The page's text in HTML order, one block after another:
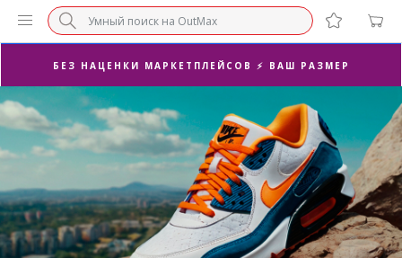
СУПЕРАКЦИЯ 🔥 2-Я ПАРА -50%
БЕЗ НАЦЕНКИ МАРКЕТПЛЕЙСОВ ⚡ ВАШ РАЗМЕР
3-Я ПАРА В ПОДАРОК 🎁
ПОСЛЕДНИЕ РАЗМЕРЫ ОТ 1500₽⚡️
СУПЕРАКЦИЯ 🔥 2-Я ПАРА -50%